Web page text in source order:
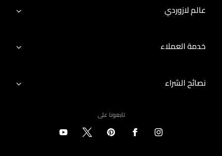
عالم لازوردي
خدمة العملاء
نصائح الشراء
تابعونا على